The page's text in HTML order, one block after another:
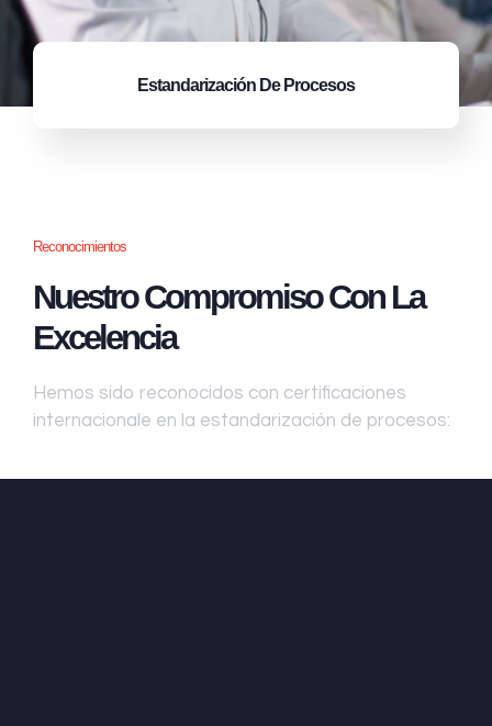
Estandarización De Procesos
Reconocimientos
Nuestro Compromiso Con La
Excelencia
Hemos sido reconocidos con certificaciones
internacionale en la estandarización de procesos: